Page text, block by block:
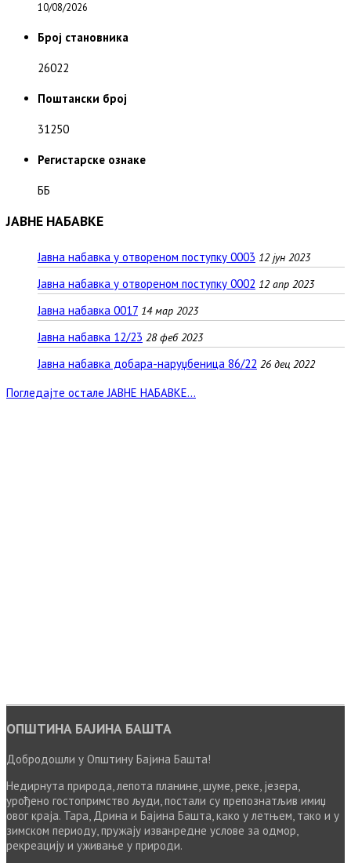
10/08/2026
Број становника
26022
Поштански број
31250
Регистарске ознаке
ББ
ЈАВНЕ НАБАВКЕ
Јавна набавка у отвореном поступку 0003 12 јун 2023
Јавна набавка у отвореном поступку 0002 12 апр 2023
Јавна набавка 0017 14 мар 2023
Јавна набавка 12/23 28 феб 2023
Јавна набавка добара-наруџбеница 86/22 26 дец 2022
Погледајте остале ЈАВНЕ НАБАВКЕ...
ОПШТИНА БАЈИНА БАШТА
Добродошли у Општину Бајина Башта!
Недирнута природа, лепота планине, шуме, реке, језера,
урођено гостопримство људи, постали су препознатљив имиџ
овог краја. Тара, Дрина и Бајина Башта, како у летњем, тако и у
зимском периоду, пружају изванредне услове за одмор,
рекреацију и уживање у природи.